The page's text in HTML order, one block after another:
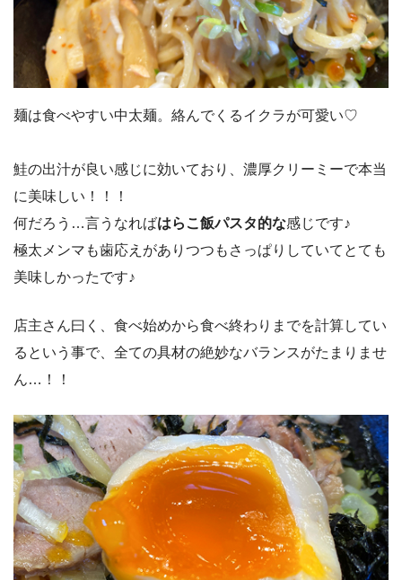
麺は食べやすい中太麺。絡んでくるイクラが可愛い♡
鮭の出汁が良い感じに効いており、濃厚クリーミーで本当
に美味しい！！！
何だろう…言うなればはらこ飯パスタ的な感じです♪
極太メンマも歯応えがありつつもさっぱりしていてとても
美味しかったです♪
店主さん曰く、食べ始めから食べ終わりまでを計算してい
るという事で、全ての具材の絶妙なバランスがたまりませ
ん…！！